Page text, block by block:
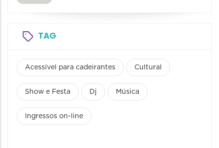
TAG
Acessível para cadeirantes Cultural
Show e Festa Dj Música
Ingressos on-line